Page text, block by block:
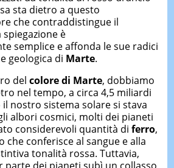
sta dietro a questo
che contraddistingue il
spiegazione è
semplice e affonda le sue radici
geologica di Marte.
del colore di Marte, dobbiamo
nel tempo, a circa 4,5 miliardi
nostro sistema solare si stava
albori cosmici, molti dei pianeti
considerevoli quantità di ferro,
che conferisce al sangue e alla
tonalità rossa. Tuttavia,